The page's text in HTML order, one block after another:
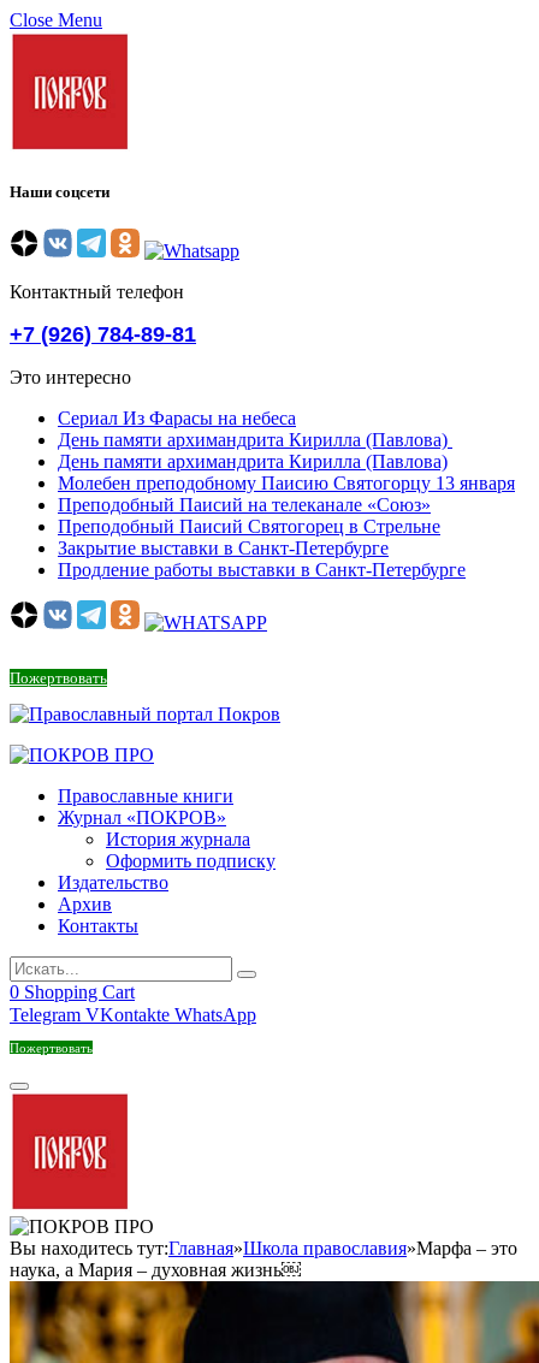
Close Menu
Наши соцсети
Контактный телефон
+7 (926) 784-89-81
Это интересно
Сериал Из Фарасы на небеса
День памяти архимандрита Кирилла (Павлова)
День памяти архимандрита Кирилла (Павлова)
Молебен преподобному Паисию Святогорцу 13 января
Преподобный Паисий на телеканале «Союз»
Преподобный Паисий Святогорец в Стрельне
Закрытие выставки в Санкт-Петербурге
Продление работы выставки в Санкт-Петербурге
Пожертвовать
Православные книги
Журнал «ПОКРОВ»
История журнала
Оформить подписку
Издательство
Архив
Контакты
0 Shopping Cart
Telegram VKontakte WhatsApp
Пожертвовать
Вы находитесь тут:Главная»Школа православия»Марфа – это
наука, а Мария – духовная жизнь￼